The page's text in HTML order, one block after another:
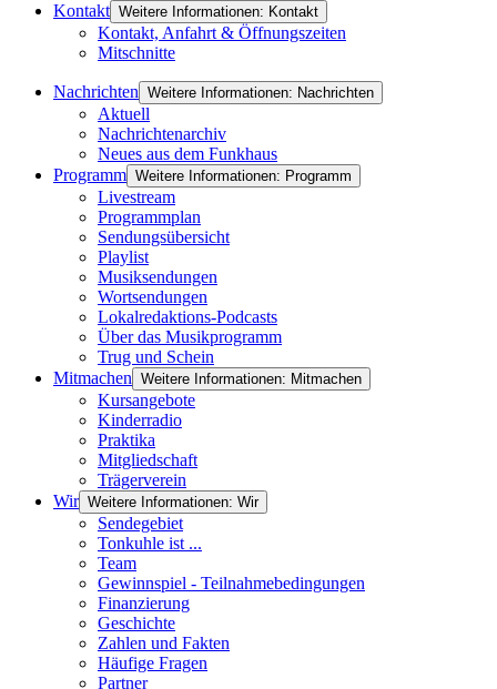
Kontakt Weitere Informationen: Kontakt
Kontakt, Anfahrt & Öffnungszeiten
Mitschnitte
Nachrichten Weitere Informationen: Nachrichten
Aktuell
Nachrichtenarchiv
Neues aus dem Funkhaus
Programm Weitere Informationen: Programm
Livestream
Programmplan
Sendungsübersicht
Playlist
Musiksendungen
Wortsendungen
Lokalredaktions-Podcasts
Über das Musikprogramm
Trug und Schein
Mitmachen Weitere Informationen: Mitmachen
Kursangebote
Kinderradio
Praktika
Mitgliedschaft
Trägerverein
Wir Weitere Informationen: Wir
Sendegebiet
Tonkuhle ist ...
Team
Gewinnspiel - Teilnahmebedingungen
Finanzierung
Geschichte
Zahlen und Fakten
Häufige Fragen
Partner